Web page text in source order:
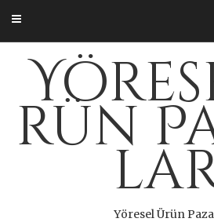
content
rün
Yöresel Ürün